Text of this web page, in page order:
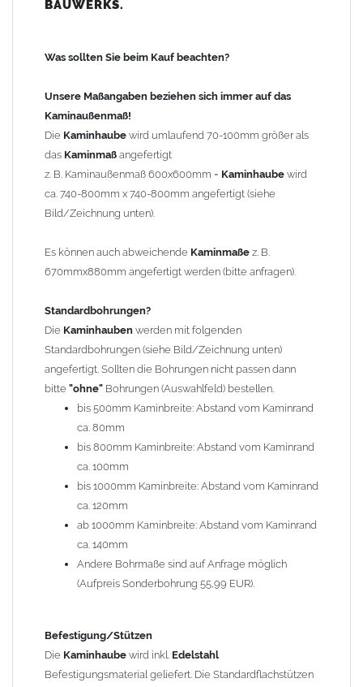
100mm
120mm
140mm
Andere Bohrmaße sind auf Anfrage möglich (Aufpreis
Sonderbohrung 55,99 EUR).
Befestigung/Stützen
Kaminhaubewird inkl. EdelstahlBefestigungsmaterial
geliefert. Die Standardflachstützen sind aus
beträgt ca. 25cm bis 30cm. DieKaminhaubekann mit längeren
Stützen bis Höhe 450mm geliefert werden (Aufpreis 42,89 EUR).
Kaminkopfabdeckung
Kaminhaubewirdohne Kaminkopfabdeckung
Kaminkopfabdeckungenfinden Sie unter "Kaminabdeckung
Es stehen insgesamt 20 verschiedene Typen zur Auswahl. Bitte
Auswahlfeldangeben.
Standardhauben siehe Auswahlfeld: 01 Haus,03 Welle
(unser Topseller)
Laube, 13 Schwalbe, 14 Sattel Welle, 15 Welle 90° gedreht,
17 Dach, 18 Plafond 2, 19 S-Line, 20 Pult
Typ 07 (Welle hoch) und 08 (Doppel Welle) haben einen
Aufpreis von 20% (bitte anfragen - Bestellung nicht über
Shop möglich).
Die Typen 02 (Bogen), 06 (Krempe), 09 (Pagode), 10
1,5mm hergestellt (Preis auf Anfrage = ca. 2-3-fache vom
1,5mm Standardpreis)
BAUWERKS.
Was sollten Sie beim Kauf beachten?
Unsere Maßangaben beziehen sich immer auf das
Kaminaußenmaß!
Die Kaminhaube wird umlaufend 70-100mm größer als
das Kaminmaß angefertigt
z. B. Kaminaußenmaß 600x600mm = Kaminhaube wird
ca. 740-800mm x 740-800mm angefertigt (siehe
Bild/Zeichnung unten).
Es können auch abweichende Kaminmaße z. B.
670mmx880mm angefertigt werden (bitte anfragen).
Standardbohrungen?
Die Kaminhauben werden mit folgenden
Standardbohrungen (siehe Bild/Zeichnung unten)
angefertigt. Sollten die Bohrungen nicht passen dann
bitte "ohne" Bohrungen (Auswahlfeld) bestellen.
bis 500mm Kaminbreite: Abstand vom Kaminrand
ca. 80mm
bis 800mm Kaminbreite: Abstand vom Kaminrand
ca. 100mm
bis 1000mm Kaminbreite: Abstand vom Kaminrand
ca. 120mm
ab 1000mm Kaminbreite: Abstand vom Kaminrand
ca. 140mm
Andere Bohrmaße sind auf Anfrage möglich
(Aufpreis Sonderbohrung 55,99 EUR).
Befestigung/Stützen
Die Kaminhaube wird inkl. Edelstahl
Befestigungsmaterial geliefert. Die Standardflachstützen